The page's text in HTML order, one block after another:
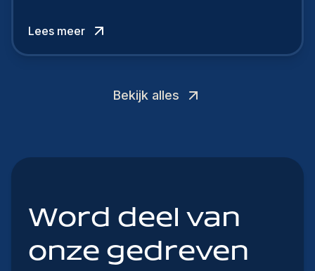
Lees meer
Bekijk alles
Word deel van
onze gedreven